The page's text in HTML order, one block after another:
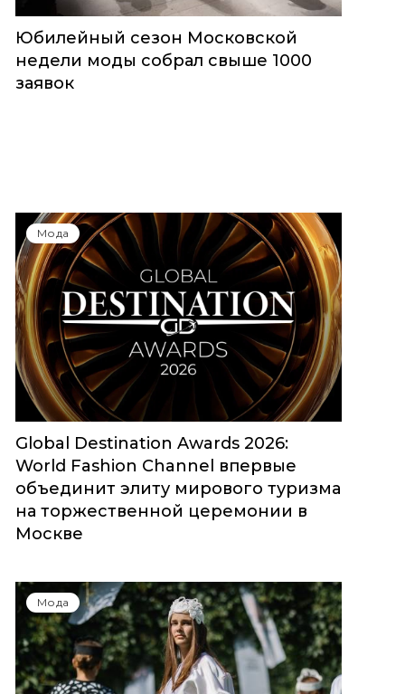
Юбилейный сезон Московской
недели моды собрал свыше 1000
заявок
Мода
Global Destination Awards 2026:
World Fashion Channel впервые
объединит элиту мирового туризма
на торжественной церемонии в
Москве
Мода